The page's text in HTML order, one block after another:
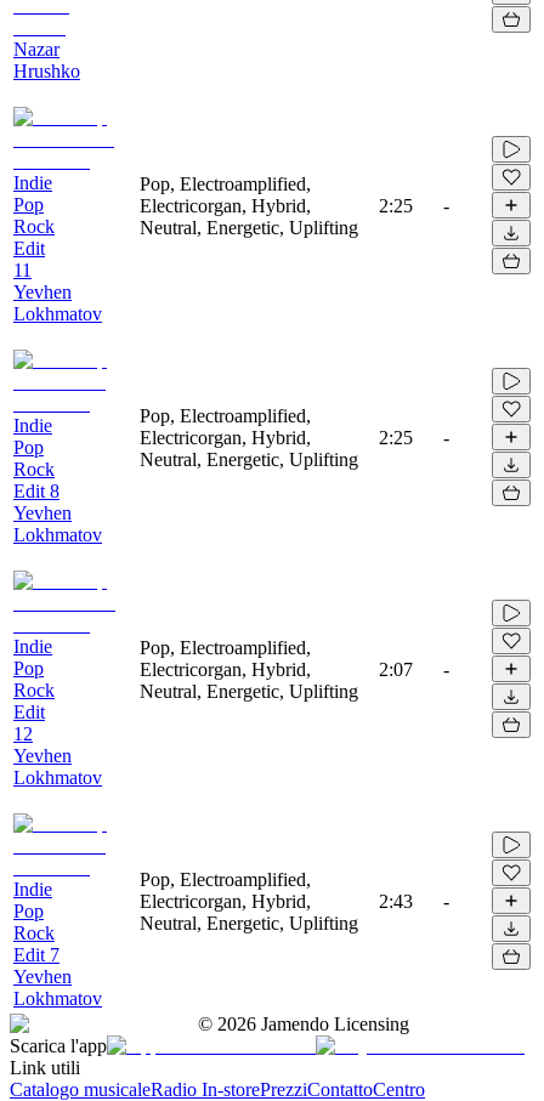
Nazar
Hrushko
Indie
Pop
Rock
Edit
11
Yevhen
Lokhmatov
Pop, Electroamplified,
Electricorgan, Hybrid,
Neutral, Energetic, Uplifting
2:25 -
Indie
Pop
Rock
Edit 8
Yevhen
Lokhmatov
Pop, Electroamplified,
Electricorgan, Hybrid,
Neutral, Energetic, Uplifting
2:25 -
Indie
Pop
Rock
Edit
12
Yevhen
Lokhmatov
Pop, Electroamplified,
Electricorgan, Hybrid,
Neutral, Energetic, Uplifting
2:07 -
Indie
Pop
Rock
Edit 7
Yevhen
Lokhmatov
Pop, Electroamplified,
Electricorgan, Hybrid,
Neutral, Energetic, Uplifting
2:43 -
© 2026 Jamendo Licensing
Scarica l'app
Link utili
Catalogo musicaleRadio In-storePrezziContattoCentro